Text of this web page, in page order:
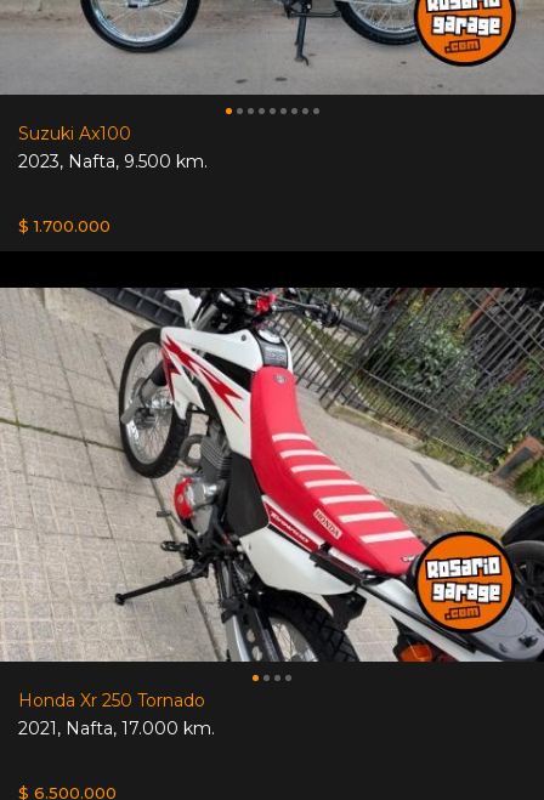
Suzuki Ax100
2023, Nafta, 9.500 km.
$ 1.700.000
Honda Xr 250 Tornado
2021, Nafta, 17.000 km.
$ 6.500.000